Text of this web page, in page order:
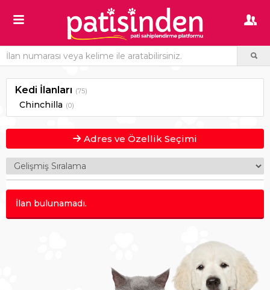
Kedi İlanları (75)
Chinchilla (0)
Adres ve Özellik Seçimi
İlan bulunamadı.